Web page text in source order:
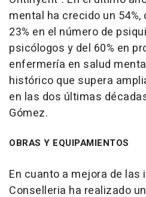
mental ha crecido un
23% en el número de
psicólogos y del 60% en
enfermería en salud
histórico que supera
en las dos últimas
Gómez.
OBRAS Y EQUIPAMIENTOS
En cuanto a mejora de
Conselleria ha realizado